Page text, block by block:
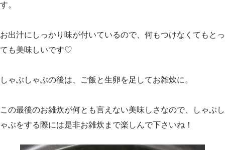
す。
お出汁にしっかり味が付いているので、何もつけなくてもとっ
ても美味しいです♡
しゃぶしゃぶの後は、ご飯と生卵を足してお雑炊に。
この最後のお雑炊が何とも言えない美味しさなので、しゃぶし
ゃぶをする際には是非お雑炊まで楽しんで下さいね！